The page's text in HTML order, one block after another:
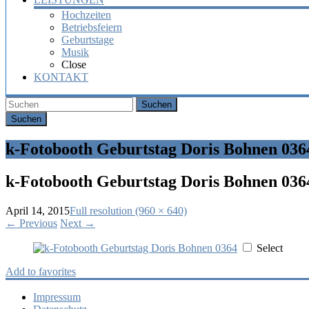
Hochzeiten
Betriebsfeiern
Geburtstage
Musik
Close
KONTAKT
Suchen
k-Fotobooth Geburtstag Doris Bohnen
k-Fotobooth Geburtstag Doris Bohnen
April 14, 2015Full resolution (960 × 640)
← Previous Next →
Select
Add to favorites
Impressum